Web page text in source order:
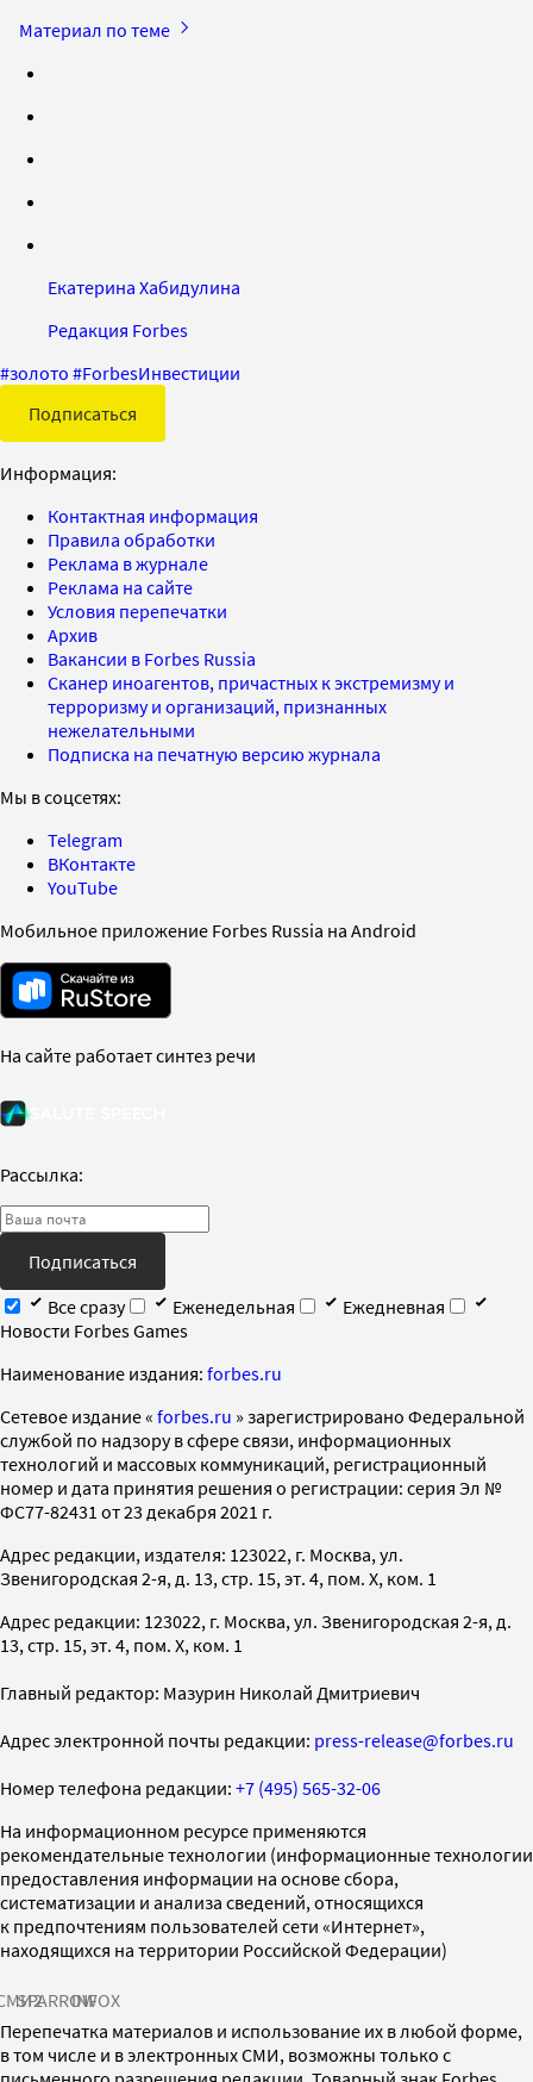
Материал по теме
Екатерина Хабидулина
Редакция Forbes
#золото #ForbesИнвестиции
Подписаться
Информация:
Контактная информация
Правила обработки
Реклама в журнале
Реклама на сайте
Условия перепечатки
Архив
Вакансии в Forbes Russia
Сканер иноагентов, причастных к экстремизму и
терроризму и организаций, признанных
нежелательными
Подписка на печатную версию журнала
Мы в соцсетях:
Telegram
ВКонтакте
YouTube
Мобильное приложение Forbes Russia на Android
На сайте работает синтез речи
Рассылка:
Подписаться
Все сразу
Еженедельная
Ежедневная
Новости Forbes Games
Наименование издания: forbes.ru
Cетевое издание « forbes.ru » зарегистрировано Федеральной
службой по надзору в сфере связи, информационных
технологий и массовых коммуникаций, регистрационный
номер и дата принятия решения о регистрации: серия Эл №
ФС77-82431 от 23 декабря 2021 г.
Адрес редакции, издателя: 123022, г. Москва, ул.
Звенигородская 2-я, д. 13, стр. 15, эт. 4, пом. X, ком. 1
Адрес редакции: 123022, г. Москва, ул. Звенигородская 2-я, д.
13, стр. 15, эт. 4, пом. X, ком. 1
Главный редактор: Мазурин Николай Дмитриевич
Адрес электронной почты редакции: press-release@forbes.ru
Номер телефона редакции: +7 (495) 565-32-06
На информационном ресурсе применяются
рекомендательные технологии (информационные технологии
предоставления информации на основе сбора,
систематизации и анализа сведений, относящихся
к предпочтениям пользователей сети «Интернет»,
находящихся на территории Российской Федерации)
SPARROWINFOX
Перепечатка материалов и использование их в любой форме,
в том числе и в электронных СМИ, возможны только с